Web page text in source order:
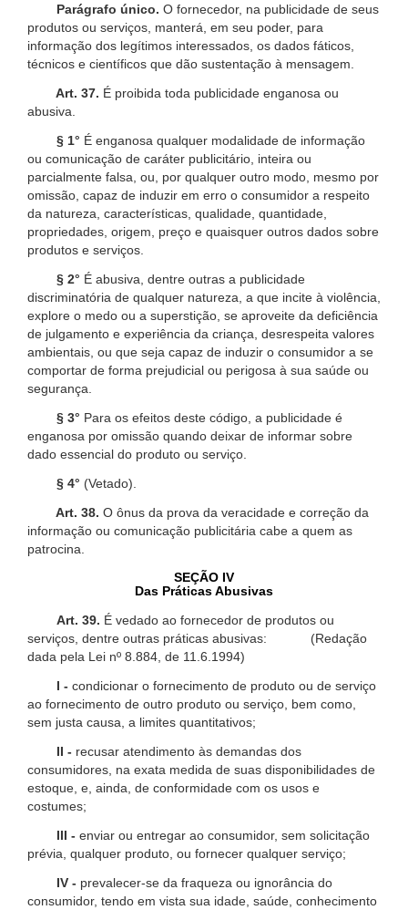
Parágrafo único. O fornecedor, na publicidade de seus
produtos ou serviços, manterá, em seu poder, para
informação dos legítimos interessados, os dados fáticos,
técnicos e científicos que dão sustentação à mensagem.
Art. 37. É proibida toda publicidade enganosa ou
abusiva.
§ 1° É enganosa qualquer modalidade de informação
ou comunicação de caráter publicitário, inteira ou
parcialmente falsa, ou, por qualquer outro modo, mesmo por
omissão, capaz de induzir em erro o consumidor a respeito
da natureza, características, qualidade, quantidade,
propriedades, origem, preço e quaisquer outros dados sobre
produtos e serviços.
§ 2° É abusiva, dentre outras a publicidade
discriminatória de qualquer natureza, a que incite à violência,
explore o medo ou a superstição, se aproveite da deficiência
de julgamento e experiência da criança, desrespeita valores
ambientais, ou que seja capaz de induzir o consumidor a se
comportar de forma prejudicial ou perigosa à sua saúde ou
segurança.
§ 3° Para os efeitos deste código, a publicidade é
enganosa por omissão quando deixar de informar sobre
dado essencial do produto ou serviço.
§ 4° (Vetado).
Art. 38. O ônus da prova da veracidade e correção da
informação ou comunicação publicitária cabe a quem as
patrocina.
SEÇÃO IV
Das Práticas Abusivas
Art. 39. É vedado ao fornecedor de produtos ou
serviços, dentre outras práticas abusivas: (Redação
dada pela Lei nº 8.884, de 11.6.1994)
I - condicionar o fornecimento de produto ou de serviço
ao fornecimento de outro produto ou serviço, bem como,
sem justa causa, a limites quantitativos;
II - recusar atendimento às demandas dos
consumidores, na exata medida de suas disponibilidades de
estoque, e, ainda, de conformidade com os usos e
costumes;
III - enviar ou entregar ao consumidor, sem solicitação
prévia, qualquer produto, ou fornecer qualquer serviço;
IV - prevalecer-se da fraqueza ou ignorância do
consumidor, tendo em vista sua idade, saúde, conhecimento